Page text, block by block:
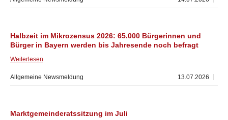
Halbzeit im Mikrozensus 2026: 65.000 Bürgerinnen und
Bürger in Bayern werden bis Jahresende noch befragt
Weiterlesen
13.07.2026
Allgemeine Newsmeldung
Marktgemeinderatssitzung im Juli